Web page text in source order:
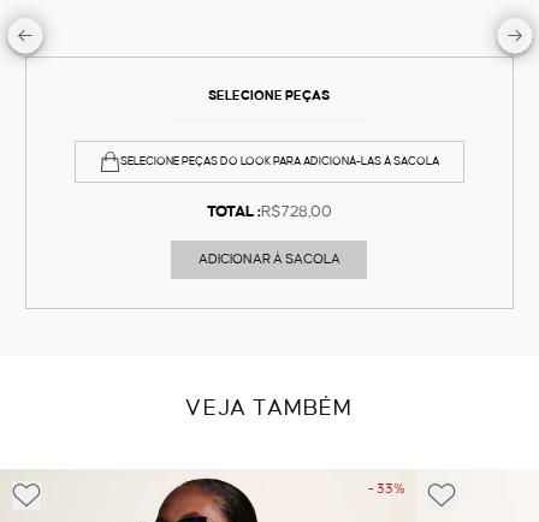
SELECIONE PEÇAS
SELECIONE PEÇAS DO LOOK PARA ADICIONÁ-LAS À SACOLA
TOTAL :R$728,00
ADICIONAR À SACOLA
VEJA TAMBÉM
- 33%